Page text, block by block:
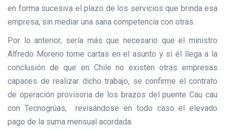
en forma sucesiva el plazo de los servicios que brinda esa
empresa, sin mediar una sana competencia con otras.
Por lo anterior, sería más que necesario que el ministro
Alfredo Moreno tome cartas en el asunto y si él llega a la
conclusión de que en Chile no existen otras empresas
capaces de realizar dicho trabajo, se confirme el contrato
de operación provisoria de los brazos del puente Cau cau
con Tecnogrúas, revisándose en todo caso el elevado
pago de la suma mensual acordada.